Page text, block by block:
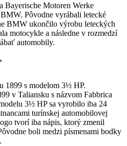
Bayerische Motoren Werke
Pôvodne vyrábali letecké
BMW ukončilo výrobu leteckých
motocykle a následne v rozmedzí
automobily.
1899 s modelom 3½ HP.
v Taliansku s názvom Fabbrica
3½ HP sa vyrobilo iba 24
turínskej automobilovej
tvorí iba nápis, ktorý zmenil
boli medzi písmenami bodky